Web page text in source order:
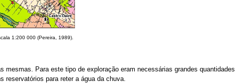
1:200 000 (Pereira, 1989).
Para este tipo de exploração eram necessárias grandes quantidades
reservatórios para reter a água da chuva.